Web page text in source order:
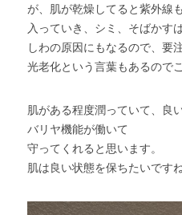
が、肌が乾燥してると紫外線
入っていき、シミ、そばかす
しわの原因にもなるので、要
光老化という言葉もあるので
肌がある程度潤っていて、良
バリヤ機能が働いて
守ってくれると思います。
肌は良い状態を保ちたいです